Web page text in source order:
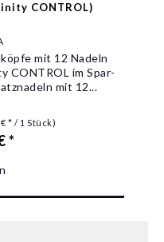
CONTROL)
mit 12 Nadeln
CONTROL im Spar-
mit 12...
€ * / 1 Stück)
*